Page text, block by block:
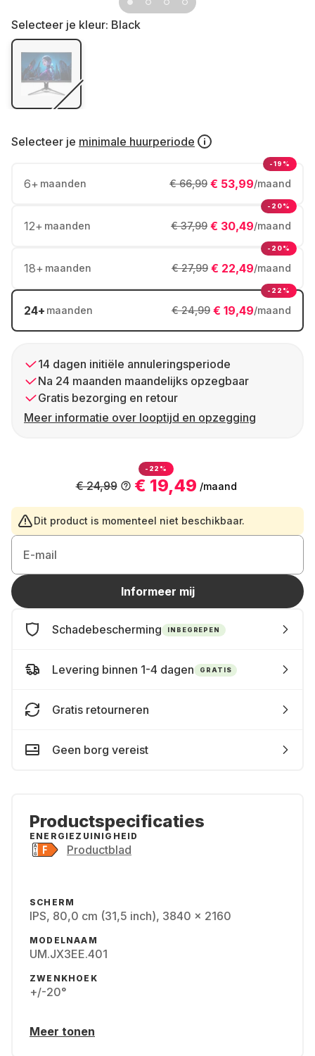
Selecteer je kleur: Black
Selecteer je minimale huurperiode
6+ maanden € 53,99/maand
€ 66,99
-19%
12+ maanden € 30,49/maand
€ 37,99
-20%
18+ maanden € 22,49/maand
€ 27,99
-20%
24+ maanden € 19,49/maand
€ 24,99
-22%
14 dagen initiële annuleringsperiode
Na 24 maanden maandelijks opzegbaar
Gratis bezorging en retour
Meer informatie over looptijd en opzegging
-22%
€ 19,49 /maand
€ 24,99
Dit product is momenteel niet beschikbaar.
E-mail
Informeer mij
Schadebescherming INBEGREPEN
Levering binnen 1-4 dagen GRATIS
Gratis retourneren
Geen borg vereist
Productspecificaties
ENERGIEZUINIGHEID
Productblad
SCHERM
IPS, 80,0 cm (31,5 inch), 3840 x 2160
MODELNAAM
UM.JX3EE.401
ZWENKHOEK
+/-20°
Meer tonen